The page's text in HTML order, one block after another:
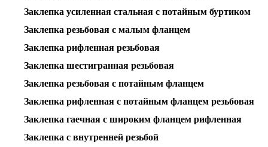
Заклепка усиленная стальная с потайным буртиком
Заклепка резьбовая с малым фланцем
Заклепка рифленная резьбовая
Заклепка шестигранная резьбовая
Заклепка резьбовая с потайным фланцем
Заклепка рифленная с потайным фланцем резьбовая
Заклепка гаечная с широким фланцем рифленная
Заклепка с внутренней резьбой